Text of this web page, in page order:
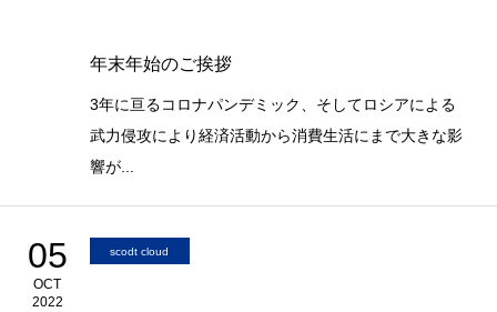
年末年始のご挨拶
3年に亘るコロナパンデミック、そしてロシアによる
武力侵攻により経済活動から消費生活にまで大きな影
響が...
05
OCT
2022
scodt cloud